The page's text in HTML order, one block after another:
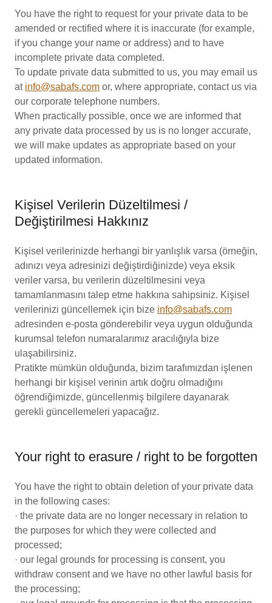
You have the right to request for your private data to be
amended or rectified where it is inaccurate (for example,
if you change your name or address) and to have
incomplete private data completed.
To update private data submitted to us, you may email us
at info@sabafs.com or, where appropriate, contact us via
our corporate telephone numbers.
When practically possible, once we are informed that
any private data processed by us is no longer accurate,
we will make updates as appropriate based on your
updated information.
Kişisel Verilerin Düzeltilmesi /
Değiştirilmesi Hakkınız
Kişisel verilerinizde herhangi bir yanlışlık varsa (örneğin,
adınızı veya adresinizi değiştirdiğinizde) veya eksik
veriler varsa, bu verilerin düzeltilmesini veya
tamamlanmasını talep etme hakkına sahipsiniz. Kişisel
verilerinizi güncellemek için bize info@sabafs.com
adresinden e-posta gönderebilir veya uygun olduğunda
kurumsal telefon numaralarımız aracılığıyla bize
ulaşabilirsiniz.
Pratikte mümkün olduğunda, bizim tarafımızdan işlenen
herhangi bir kişisel verinin artık doğru olmadığını
öğrendiğimizde, güncellenmiş bilgilere dayanarak
gerekli güncellemeleri yapacağız.
Your right to erasure / right to be forgotten
You have the right to obtain deletion of your private data
in the following cases:
· the private data are no longer necessary in relation to
the purposes for which they were collected and
processed;
· our legal grounds for processing is consent, you
withdraw consent and we have no other lawful basis for
the processing;